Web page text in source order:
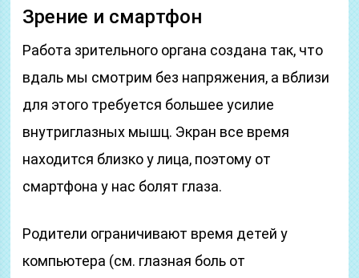
Зрение и смартфон
Работа зрительного органа создана так, что
вдаль мы смотрим без напряжения, а вблизи
для этого требуется большее усилие
внутриглазных мышц. Экран все время
находится близко у лица, поэтому от
смартфона у нас болят глаза.
Родители ограничивают время детей у
компьютера (см. глазная боль от